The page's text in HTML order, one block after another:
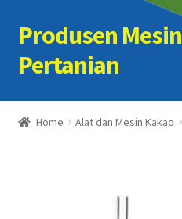
Skip
to
navigation
Skip
to
content
Produsen Mesin
Pertanian
Home
Home Alat dan Mesin Kakao